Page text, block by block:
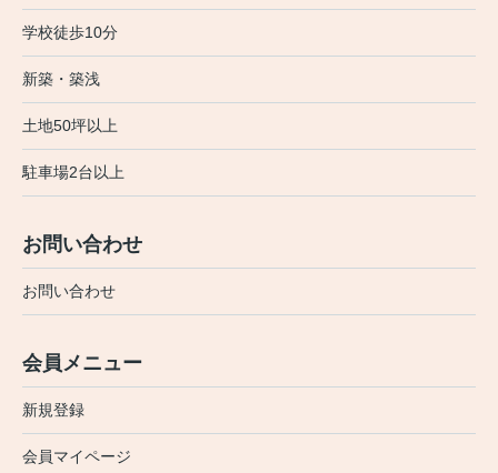
学校徒歩10分
新築・築浅
土地50坪以上
駐車場2台以上
お問い合わせ
お問い合わせ
会員メニュー
新規登録
会員マイページ